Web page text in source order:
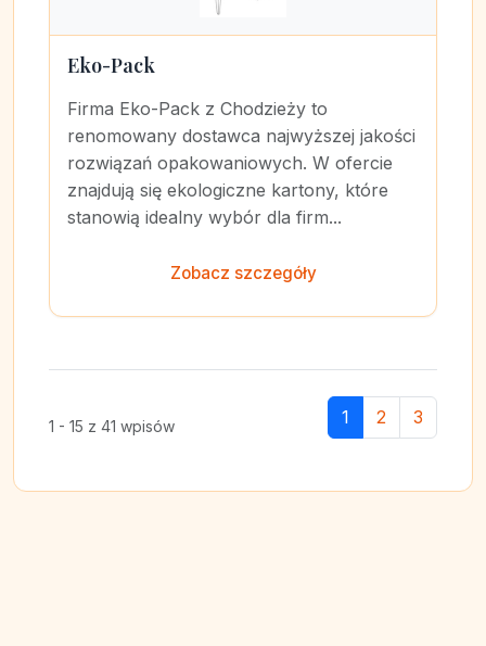
Eko-Pack
Firma Eko-Pack z Chodzieży to
renomowany dostawca najwyższej jakości
rozwiązań opakowaniowych. W ofercie
znajdują się ekologiczne kartony, które
stanowią idealny wybór dla firm...
Zobacz szczegóły
1 - 15 z 41 wpisów 1 2 3